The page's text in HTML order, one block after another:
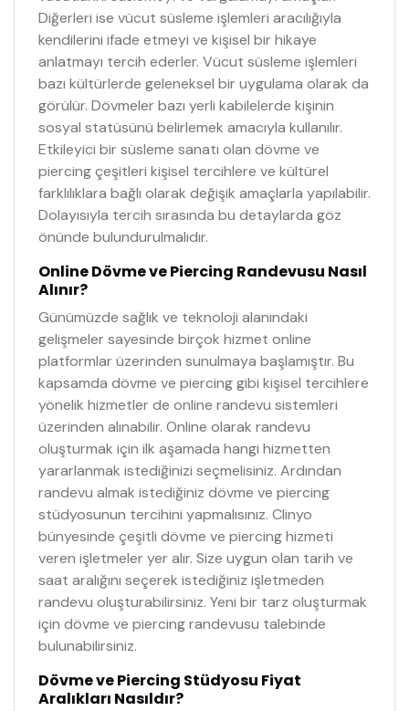
Diğerleri ise vücut süsleme işlemleri aracılığıyla
kendilerini ifade etmeyi ve kişisel bir hikaye
anlatmayı tercih ederler. Vücut süsleme işlemleri
bazı kültürlerde geleneksel bir uygulama olarak da
görülür. Dövmeler bazı yerli kabilelerde kişinin
sosyal statüsünü belirlemek amacıyla kullanılır.
Etkileyici bir süsleme sanatı olan dövme ve
piercing çeşitleri kişisel tercihlere ve kültürel
farklılıklara bağlı olarak değişik amaçlarla yapılabilir.
Dolayısıyla tercih sırasında bu detaylarda göz
önünde bulundurulmalıdır.
Online Dövme ve Piercing Randevusu Nasıl
Alınır?
Günümüzde sağlık ve teknoloji alanındaki
gelişmeler sayesinde birçok hizmet online
platformlar üzerinden sunulmaya başlamıştır. Bu
kapsamda dövme ve piercing gibi kişisel tercihlere
yönelik hizmetler de online randevu sistemleri
üzerinden alınabilir. Online olarak randevu
oluşturmak için ilk aşamada hangi hizmetten
yararlanmak istediğinizi seçmelisiniz. Ardından
randevu almak istediğiniz dövme ve piercing
stüdyosunun tercihini yapmalısınız. Clinyo
bünyesinde çeşitli dövme ve piercing hizmeti
veren işletmeler yer alır. Size uygun olan tarih ve
saat aralığını seçerek istediğiniz işletmeden
randevu oluşturabilirsiniz. Yeni bir tarz oluşturmak
için dövme ve piercing randevusu talebinde
bulunabilirsiniz.
Dövme ve Piercing Stüdyosu Fiyat
Aralıkları Nasıldır?